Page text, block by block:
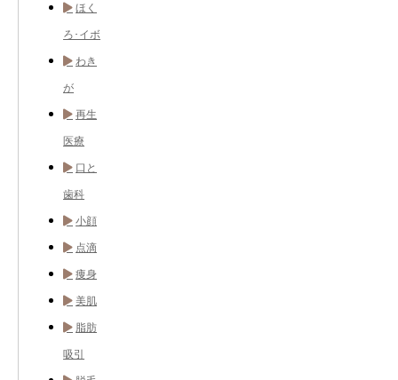
ほく
ろ･イボ
わき
が
再生
医療
口と
歯科
小顔
点滴
痩身
美肌
脂肪
吸引